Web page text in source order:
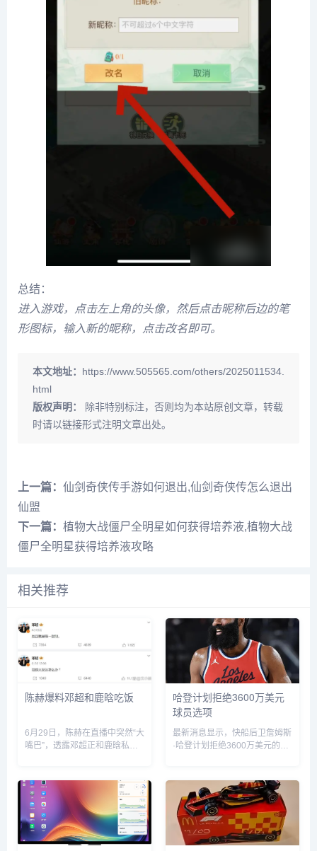
总结：
进入游戏，点击左上角的头像，然后点击昵称后边的笔
形图标，输入新的昵称，点击改名即可。
本文地址： https://www.505565.com/others/2025011534.
html
版权声明：
除非特别标注，否则均为本站原创文章，转载
时请以链接形式注明文章出处。
上一篇： 仙剑奇侠传手游如何退出,仙剑奇侠传怎么退出
仙盟
下一篇： 植物大战僵尸全明星如何获得培养液,植物大战
僵尸全明星获得培养液攻略
相关推荐
陈赫爆料邓超和鹿晗吃饭
6月29日，陈赫在直播中突然“大
嘴巴”，透露邓超正和鹿晗私下
自己也去吃饭了”。没想到，当
天邓超就在微博发文回应：“反
正就是在一起呗”，配文简短却...
哈登计划拒绝3600万美元
球员选项
最新消息显示，快船后卫詹姆斯
·哈登计划拒绝3600万美元的球